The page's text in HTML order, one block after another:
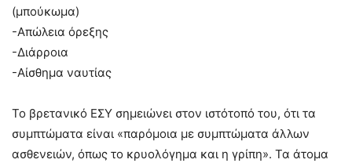
(μπούκωμα)
-Απώλεια όρεξης
-Διάρροια
-Αίσθημα ναυτίας
Το βρετανικό ΕΣΥ σημειώνει στον ιστότοπό του, ότι τα
συμπτώματα είναι «παρόμοια με συμπτώματα άλλων
ασθενειών, όπως το κρυολόγημα και η γρίπη». Τα άτομα